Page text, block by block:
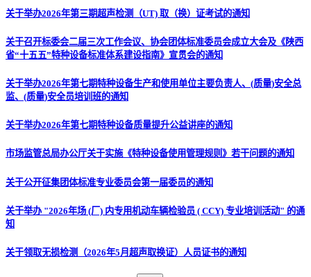
关于举办2026年第三期超声检测（UT) 取（换）证考试的通知
关于召开标委会二届三次工作会议、协会团体标准委员会成立大会及《陕西
省“十五五”特种设备标准体系建设指南》宣贯会的通知
关于举办2026年第七期特种设备生产和使用单位主要负责人、(质量)安全总
监、(质量)安全员培训班的通知
关于举办2026年第七期特种设备质量提升公益讲座的通知
市场监管总局办公厅关于实施《特种设备使用管理规则》若干问题的通知
关于公开征集团体标准专业委员会第一届委员的通知
关于举办 "2026年场 (厂) 内专用机动车辆检验员 ( CCY) 专业培训活动" 的通
知
关于领取无损检测（2026年5月超声取换证）人员证书的通知